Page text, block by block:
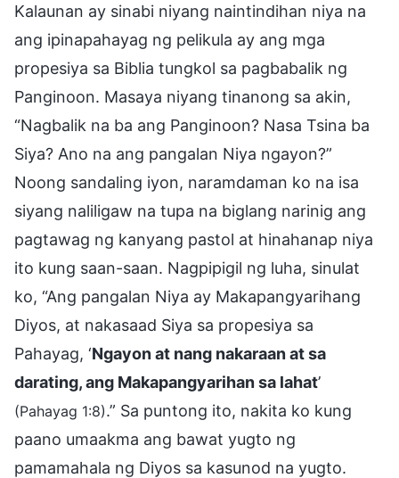
Kalaunan ay sinabi niyang naintindihan niya na
ang ipinapahayag ng pelikula ay ang mga
propesiya sa Biblia tungkol sa pagbabalik ng
Panginoon. Masaya niyang tinanong sa akin,
“Nagbalik na ba ang Panginoon? Nasa Tsina ba
Siya? Ano na ang pangalan Niya ngayon?”
Noong sandaling iyon, naramdaman ko na isa
siyang naliligaw na tupa na biglang narinig ang
pagtawag ng kanyang pastol at hinahanap niya
ito kung saan-saan. Nagpipigil ng luha, sinulat
ko, “Ang pangalan Niya ay Makapangyarihang
Diyos, at nakasaad Siya sa propesiya sa
Pahayag, ‘Ngayon at nang nakaraan at sa
darating, ang Makapangyarihan sa lahat’
(Pahayag 1:8).” Sa puntong ito, nakita ko kung
paano umaakma ang bawat yugto ng
pamamahala ng Diyos sa kasunod na yugto.